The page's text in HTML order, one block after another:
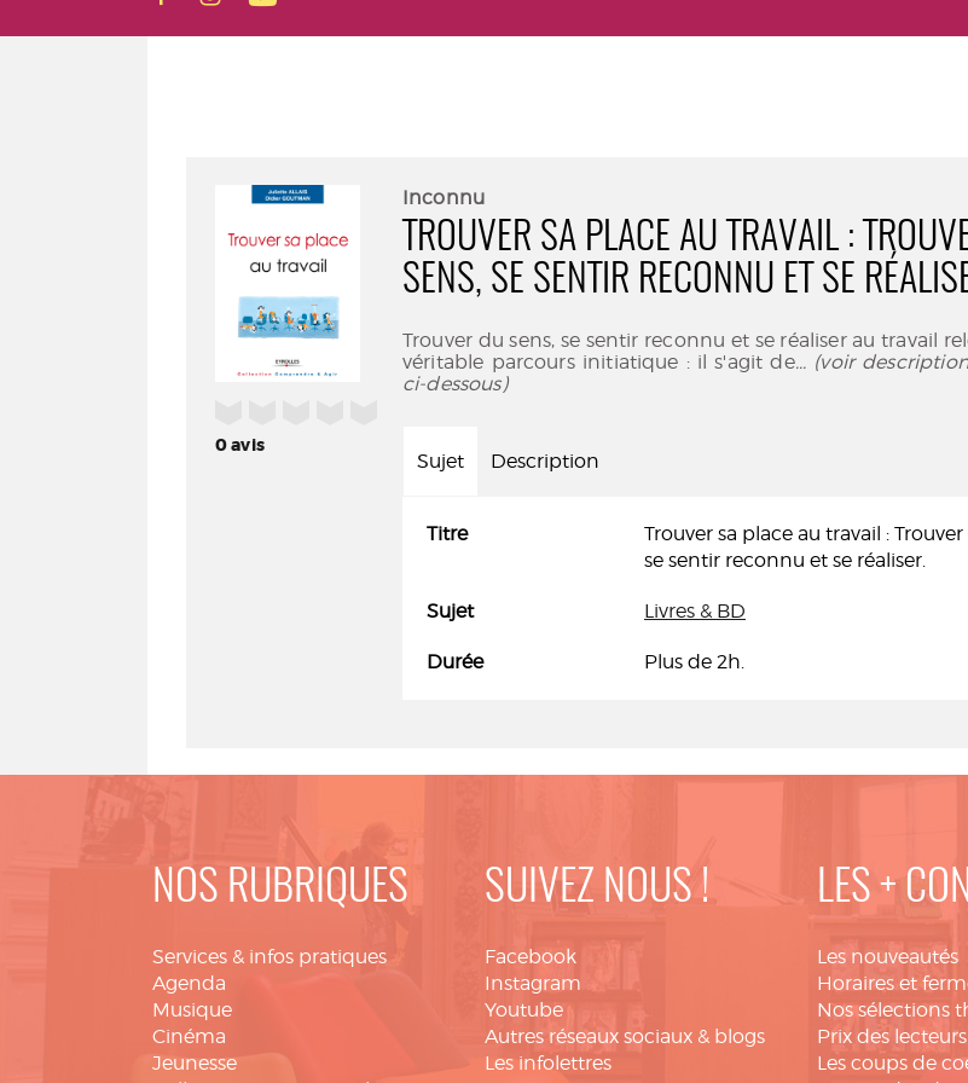
0avis
Inconnu
TROUVER SA PLACE AU TRAVAIL :
SENS, SE SENTIR RECONNU ET SE
Trouver du sens, se sentir reconnu et se réaliser au travail
véritable parcours initiatique : il s'agit de... (voir
ci-dessous)
Sujet Description
Titre
Trouver sa place au travail : Trouver
se sentir reconnu et se réaliser.
Sujet Livres & BD
Durée Plus de 2h.
NOS RUBRIQUES
Services & infos pratiques
Agenda
Musique
Cinéma
Jeunesse
SUIVEZ NOUS !
Facebook
Instagram
Youtube
Autres réseaux sociaux & blogs
Les infolettres
LES +
Les nouveautés
Horaires et
Nos sélections
Prix des
Les coups de